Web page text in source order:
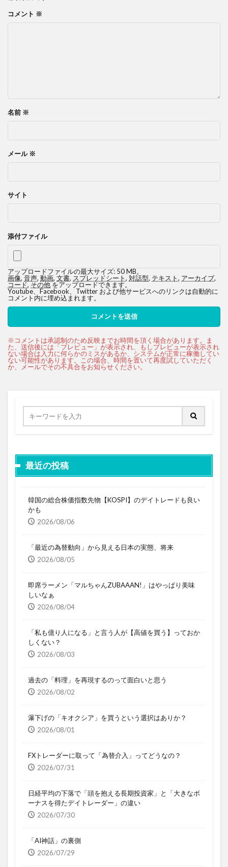
コメント ※
名前 ※
メール ※
サイト
添付ファイル
アップロードファイルの最大サイズ: 50 MB。
画像, 音声, 動画, 文書, スプレッドシート, 対話型, テキスト, アーカイブ,
コード,その他をアップロードできます。
Youtube、Facebook、Twitter および他サービスへのリンクは自動的に
コメント内に埋め込まれます。
最近の投稿
韓国の総合株価指数先物【KOSPI】のデイトレードも良い
かも
2026/08/06
「最近の為替動向」から見える日本の実態、将来
2026/08/05
即席ラーメン「マルちゃんZUBAAAN!」はやっぱり美味
しいなぁ
2026/08/04
「私も億り人になる」と言う人が【高値を買う】っておか
しくない？
2026/08/03
過去の「料理」を再現するのって面白いと思う
2026/08/02
瀑下げの「キオクシア」を買うという選択はありか？
2026/08/01
FXトレーダーに取って「為替介入」ってどうなの？
2026/07/31
日経平均の下落で「頭を抱える長期投資家」と「大きなボ
ーナスを得たデイトレーダー」の違い
2026/07/30
「AI神話」の裏側
2026/07/29